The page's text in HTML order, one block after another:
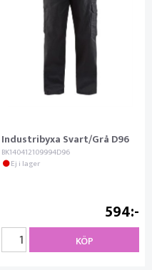
Industribyxa Svart/Grå D96
BK140412109994D96
Ej i lager
594
KÖP